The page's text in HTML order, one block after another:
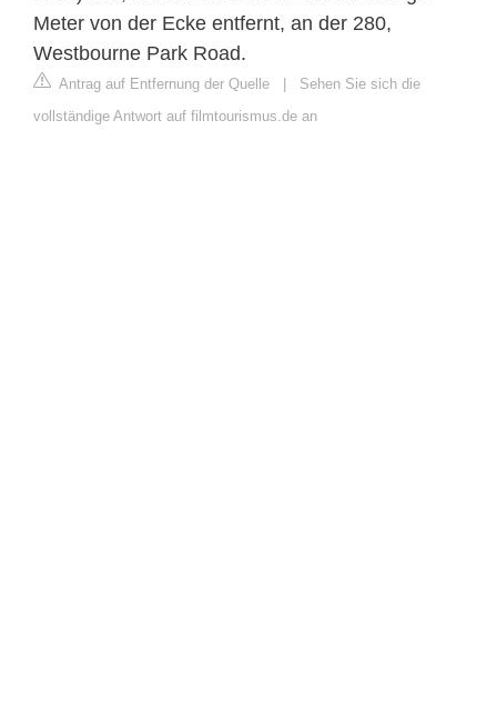
Meter von der Ecke entfernt, an der 280,
Westbourne Park Road.
Antrag auf Entfernung der Quelle | Sehen Sie sich die
vollständige Antwort auf filmtourismus.de an